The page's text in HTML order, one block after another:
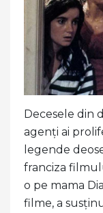
Decesele din
agenți ai
legende
franciza
o pe mama
filme, a